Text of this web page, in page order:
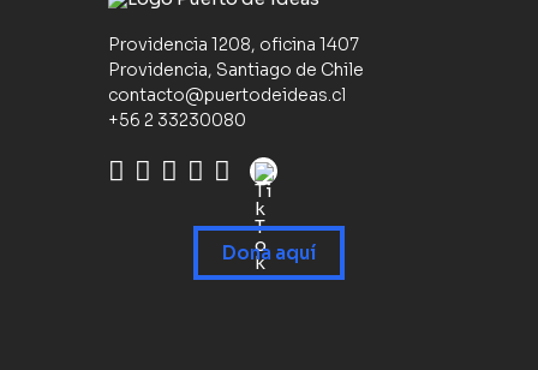
Providencia 1208, oficina 1407
Providencia, Santiago de Chile
contacto@puertodeideas.cl
+56 2 33230080
Dona aquí